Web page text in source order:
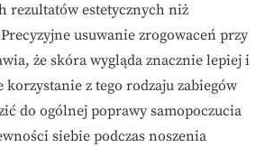
rezultatów estetycznych niż
usuwanie zrogowaceń przy
że skóra wygląda znacznie lepiej i
korzystanie z tego rodzaju zabiegów
do ogólnej poprawy samopoczucia
siebie podczas noszenia